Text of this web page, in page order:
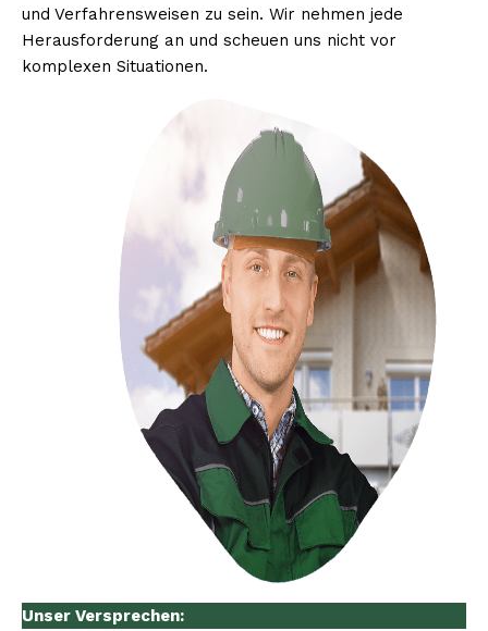
und Verfahrensweisen zu sein. Wir nehmen jede
Herausforderung an und scheuen uns nicht vor
komplexen Situationen.
Unser Versprechen: